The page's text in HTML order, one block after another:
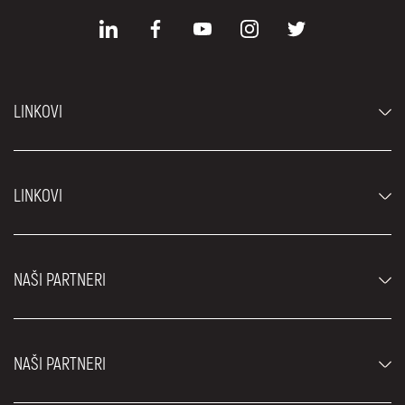
LINKOVI
Luksuzni automobili
Cene
LINKOVI
Blog
O nama
NAŠI PARTNERI
NAŠI PARTNERI